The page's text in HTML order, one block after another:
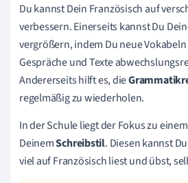
Du kannst Dein Französisch auf
verbessern. Einerseits kannst Du
vergrößern, indem Du neue
Gespräche und Texte
Andererseits hilft es, die
regelmäßig zu wiederholen.
In der Schule liegt der Fokus zu
DeinemSchreibstil. Diesen kannst
viel auf Französisch liest und übst,